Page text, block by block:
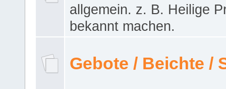
allgemein. z. B. Heilige
bekannt machen.
Gebote / Beichte /